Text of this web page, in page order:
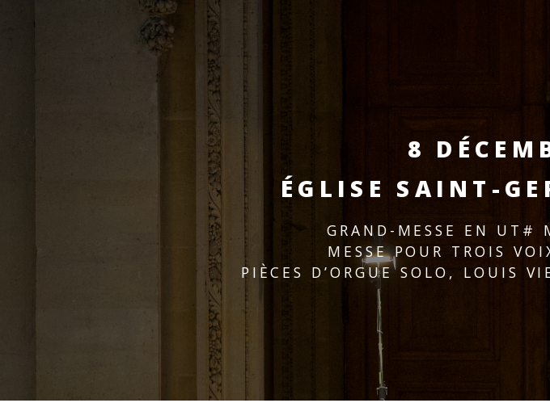
8
ÉGLISE SAINT-
GRAND-MESSE EN UT#
MESSE POUR TROIS
PIÈCES D’ORGUE SOLO, LOUIS